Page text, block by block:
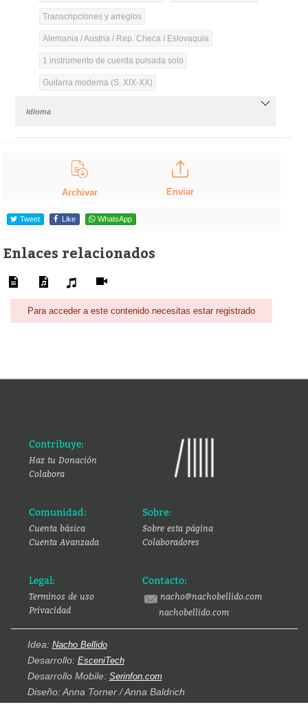
Transcripciones y arreglos
Alemania / Austria / Rep. Checa / Eslovaquia
1 instrumento de cuerda pulsada solo
Guitarra moderna (S. XIX-XX)
Idioma
Archivar Enviar
Tweet Like WhatsApp
Enlaces relacionados
Para acceder a este contenido necesitas estar registrado
Contribuye:
Haz tu Donación
Colabora
Comunidad:
Cuenta básica
Cuenta Avanzada
Sobre:
Sobre esta página
Colaboradores
Legal:
Terminos de uso
Privacidad
Contacto:
nacho@nachobellido.com
nachobellido.com
Idea: Nacho Bellido
Desarrollo: EsceniTech
Desarrollo Mobile: Serinfon.com
Diseño: Anna Torner / Anna Baldrich